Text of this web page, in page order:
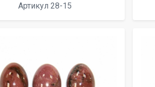
Артикул 28-15